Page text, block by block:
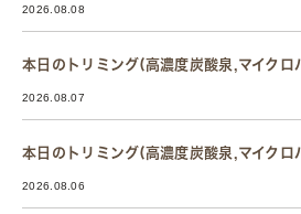
2026.08.08
本日のトリミング(高濃度炭酸泉,マイクロ
2026.08.07
本日のトリミング(高濃度炭酸泉,マイクロ
2026.08.06